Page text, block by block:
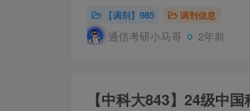
【调剂】985 调剂信息
通信考研小马哥 2年前
【中科大843】24级中